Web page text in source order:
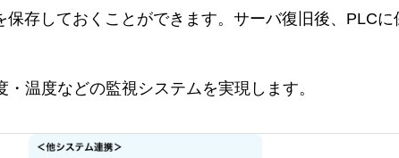
存しておくことができます。サーバ復旧後、PLCに
温度などの監視システムを実現します。